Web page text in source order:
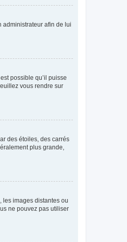
administrateur afin de lui
possible qu’il puisse
vous rendre sur
des étoiles, des carrés
plus grande,
les images distantes ou
ne pouvez pas utiliser